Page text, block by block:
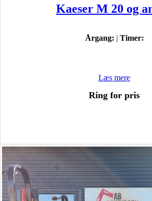
Kaeser M 20 og
Årgang: | Timer:
Læs mere
Ring for pris